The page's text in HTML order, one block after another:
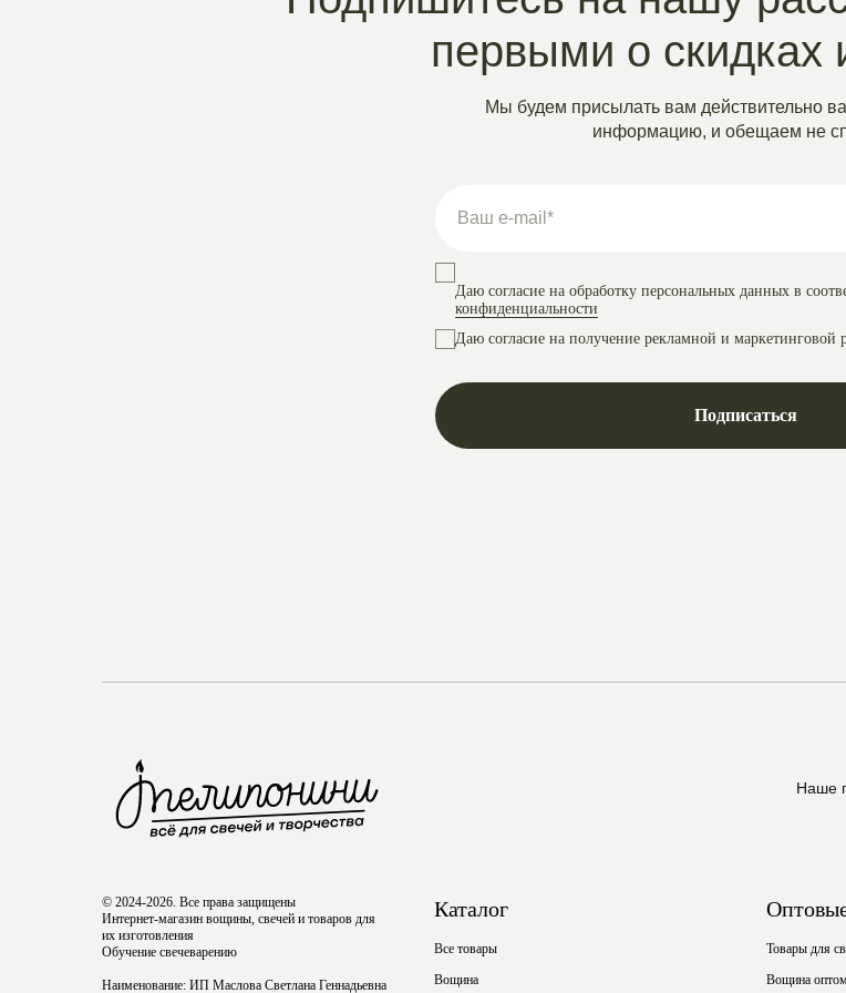
Мы будем присылать вам действительно
информацию, и обещаем не
первыми о скидках
Даю согласие на обработку персональных данных в
конфиденциальности
Даю согласие на получение рекламной и маркетинговой
Подписаться
Наше
© 2024-2026. Все права защищены
Интернет-магазин вощины, свечей и товаров для
их изготовления
Обучение свечеварению
Наименование: ИП Маслова Светлана Геннадьевна
Каталог
Все товары
Вощина
Товары для
Вощина